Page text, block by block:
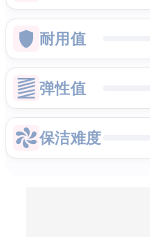
耐用值
弹性值
保洁难度